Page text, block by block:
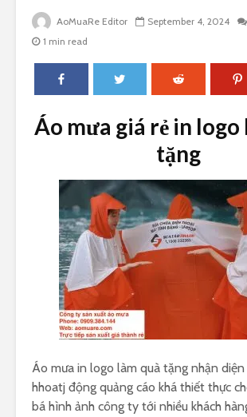
AoMuaRe Editor September 4, 2024
1 min read
Áo mưa giá rẻ in logo
tặng
Áo mưa in logo làm quà tặng nhận
hhoatj động quảng cáo khá thiết thực
bá hình ảnh công ty tới nhiều khách